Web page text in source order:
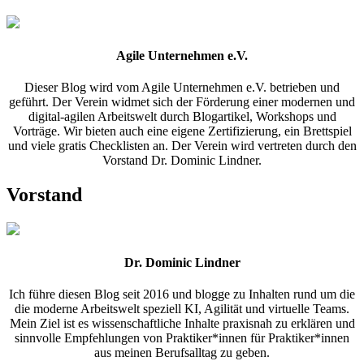
Agile Unternehmen e.V.
Dieser Blog wird vom Agile Unternehmen e.V. betrieben und
geführt. Der Verein widmet sich der Förderung einer modernen und
digital-agilen Arbeitswelt durch Blogartikel, Workshops und
Vorträge. Wir bieten auch eine eigene Zertifizierung, ein Brettspiel
und viele gratis Checklisten an. Der Verein wird vertreten durch den
Vorstand Dr. Dominic Lindner.
Vorstand
Dr. Dominic Lindner
Ich führe diesen Blog seit 2016 und blogge zu Inhalten rund um die
die moderne Arbeitswelt speziell KI, Agilität und virtuelle Teams.
Mein Ziel ist es wissenschaftliche Inhalte praxisnah zu erklären und
sinnvolle Empfehlungen von Praktiker*innen für Praktiker*innen
aus meinen Berufsalltag zu geben.